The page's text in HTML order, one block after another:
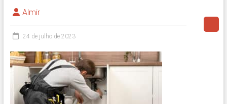
Almir
24 de julho de 2023